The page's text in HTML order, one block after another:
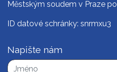
Městským soudem v Praze
ID datové schránky: snrmxu3
Napište nám